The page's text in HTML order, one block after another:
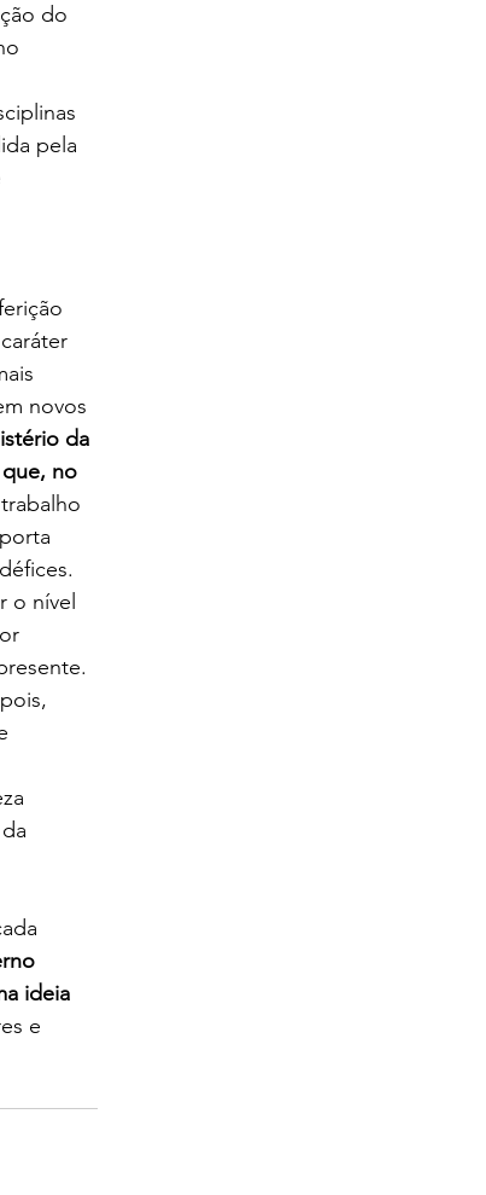
do
pela
novos
da
no
o nível
ideia
e